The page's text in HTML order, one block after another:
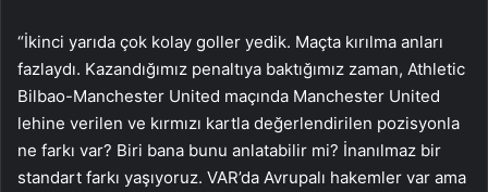
“İkinci yarıda çok kolay goller yedik. Maçta kırılma anları
fazlaydı. Kazandığımız penaltıya baktığımız zaman, Athletic
Bilbao-Manchester United maçında Manchester United
lehine verilen ve kırmızı kartla değerlendirilen pozisyonla
ne farkı var? Biri bana bunu anlatabilir mi? İnanılmaz bir
standart farkı yaşıyoruz. VAR’da Avrupalı hakemler var ama